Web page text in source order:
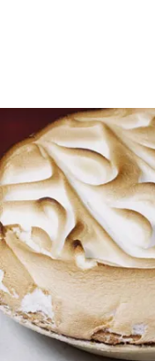
FOTO
CONCORSI
EVENTI
VIDEO
TV